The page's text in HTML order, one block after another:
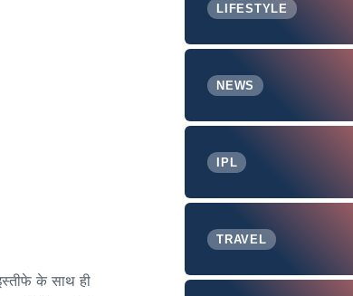
के साथ ही
LIFESTYLE
NEWS
IPL
TRAVEL